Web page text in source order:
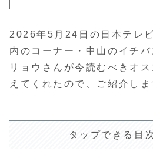
2026年5月24日の日本テレ
内のコーナー・中山のイチ
リョウさんが今読むべきオ
えてくれたので、ご紹介しま
タップできる目